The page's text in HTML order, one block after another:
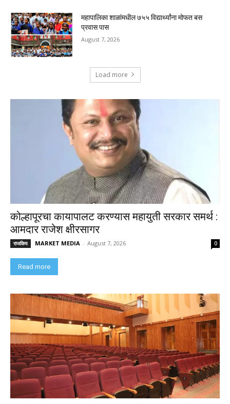
महापालिका शाळांमधील ७५५ विद्यार्थ्यांना मोफत बस
प्रवास पास
August 7, 2026
Load more
कोल्हापूरचा कायापालट करण्यास महायुती सरकार समर्थ :
आमदार राजेश क्षीरसागर
राजकिय MARKET MEDIA - August 7, 2026 0
Read more